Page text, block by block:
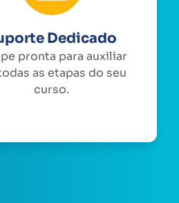
Dedicado
pronta para auxiliar
as etapas do seu
curso.